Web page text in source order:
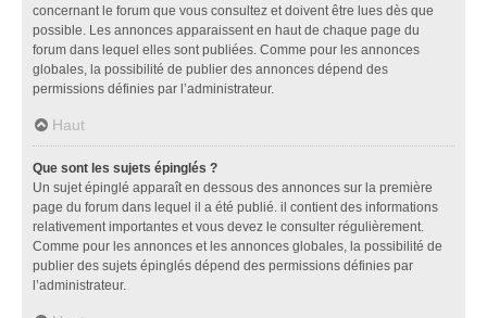
concernant le forum que vous consultez et doivent être lues dès que
possible. Les annonces apparaissent en haut de chaque page du
forum dans lequel elles sont publiées. Comme pour les annonces
globales, la possibilité de publier des annonces dépend des
permissions définies par l’administrateur.
Haut
Que sont les sujets épinglés ?
Un sujet épinglé apparaît en dessous des annonces sur la première
page du forum dans lequel il a été publié. il contient des informations
relativement importantes et vous devez le consulter régulièrement.
Comme pour les annonces et les annonces globales, la possibilité de
publier des sujets épinglés dépend des permissions définies par
l’administrateur.